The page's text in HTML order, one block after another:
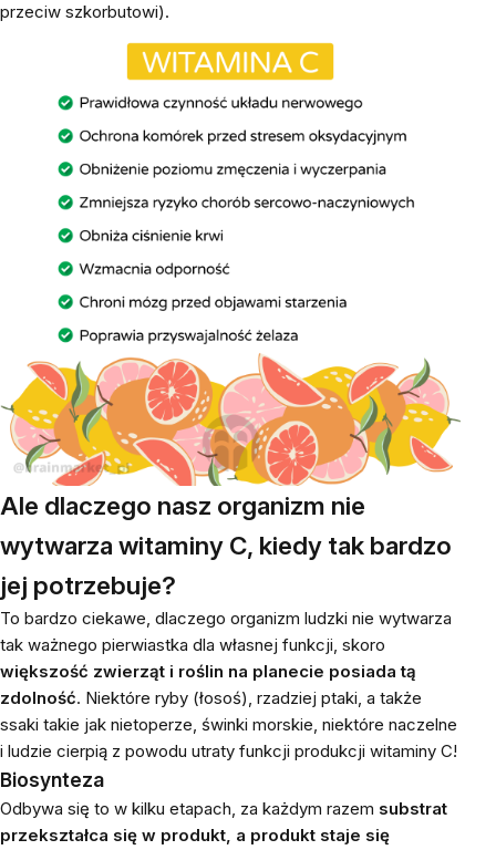
przeciw szkorbutowi).
Ale dlaczego nasz organizm nie
wytwarza witaminy C, kiedy tak bardzo
jej potrzebuje?
To bardzo ciekawe, dlaczego organizm ludzki nie wytwarza
tak ważnego pierwiastka dla własnej funkcji, skoro
większość zwierząt i roślin na planecie posiada tą
zdolność. Niektóre ryby (łosoś), rzadziej ptaki, a także
ssaki takie jak nietoperze, świnki morskie, niektóre naczelne
i ludzie cierpią z powodu utraty funkcji produkcji witaminy C!
Biosynteza
Odbywa się to w kilku etapach, za każdym razem substrat
przekształca się w produkt, a produkt staje się